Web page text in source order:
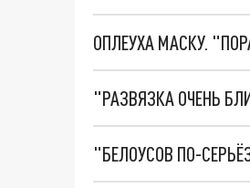
ОПЛЕУХА МАСКУ.